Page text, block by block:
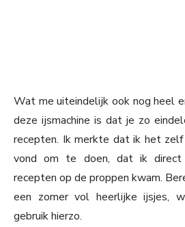
Wat me uiteindelijk ook nog heel
deze ijsmachine is dat je zo
recepten. Ik merkte dat ik het
vond om te doen, dat ik
recepten op de proppen kwam.
een zomer vol heerlijke ijsjes,
gebruik hierzo.